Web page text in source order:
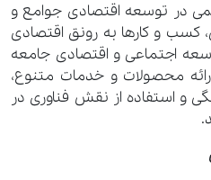
در توسعه اقتصادی جوامع و
کسب و کارها به رونق اقتصادی
اجتماعی و اقتصادی جامعه
محصولات و خدمات متنوع،
و استفاده از نقش فناوری در